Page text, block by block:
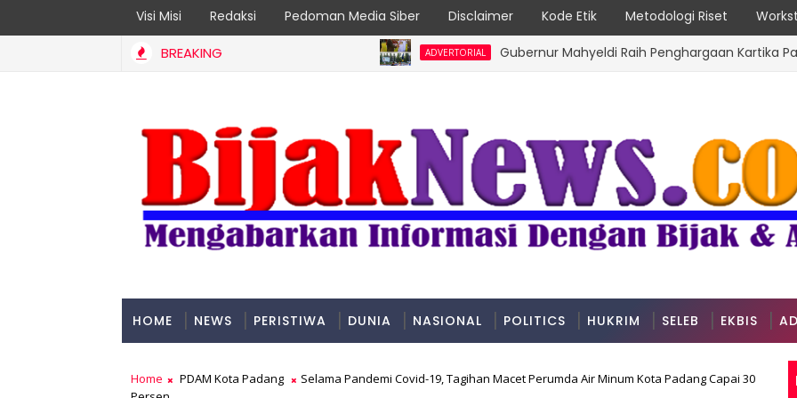
Visi Misi Redaksi Pedoman Media Siber Disclaimer Kode Etik Metodologi Riset
BREAKING ADVERTORIAL Gubernur Mahyeldi Raih Penghargaan Kartika Pamong
HOME NEWS PERISTIWA DUNIA NASIONAL POLITICS HUKRIM SELEB EKBIS
Home PDAM Kota Padang
Selama Pandemi Covid-19, Tagihan Macet Perumda Air Minum Kota Padang Capai 30